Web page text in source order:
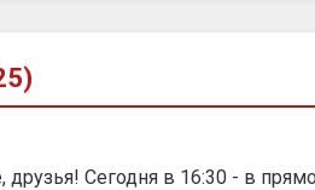
друзья! Сегодня в 16:30 - в